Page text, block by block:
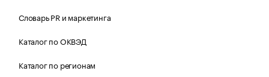
Словарь PR и маркетинга
Каталог по ОКВЭД
Каталог по регионам